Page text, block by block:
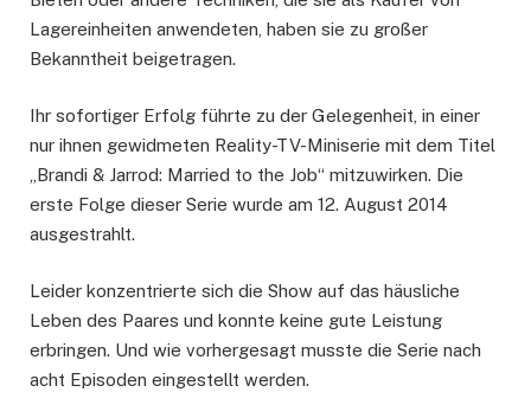
Lagereinheiten anwendeten, haben sie zu großer
Bekanntheit beigetragen.
Ihr sofortiger Erfolg führte zu der Gelegenheit, in einer
nur ihnen gewidmeten Reality-TV-Miniserie mit dem Titel
„Brandi & Jarrod: Married to the Job“ mitzuwirken. Die
erste Folge dieser Serie wurde am 12. August 2014
ausgestrahlt.
Leider konzentrierte sich die Show auf das häusliche
Leben des Paares und konnte keine gute Leistung
erbringen. Und wie vorhergesagt musste die Serie nach
acht Episoden eingestellt werden.